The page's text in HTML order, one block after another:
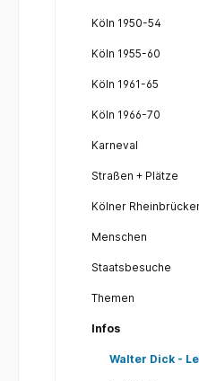
Köln 1950-54
Köln 1955-60
Köln 1961-65
Köln 1966-70
Karneval
Straßen + Plätze
Kölner
Menschen
Staatsbesuche
Themen
Infos
Walter Dick -